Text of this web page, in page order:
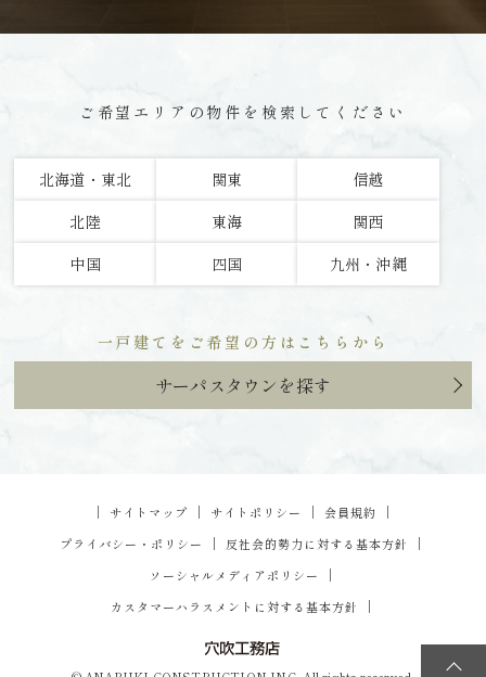
ご希望エリアの物件を検索してください
北海道・東北 関東
信越
北陸
東海
関西
中国
四国 九州・沖縄
一戸建てをご希望の方はこちらから
サーパスタウンを探す
｜ サイトマップ ｜ サイトポリシー ｜ 会員規約 ｜
プライバシー・ポリシー ｜ 反社会的勢力に対する基本方針 ｜
ソーシャルメディアポリシー ｜
カスタマーハラスメントに対する基本方針 ｜